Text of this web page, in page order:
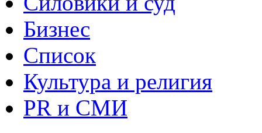
Бизнес
Список
Культура и религия
PR и СМИ